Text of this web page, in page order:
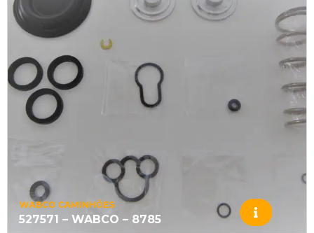
WABCO CAMINHÕES
527571 – WABCO – 8785